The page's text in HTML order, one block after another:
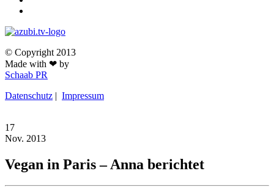
© Copyright 2013
Made with ❤ by
Schaab PR
Datenschutz | Impressum
17
Nov. 2013
Vegan in Paris – Anna berichtet